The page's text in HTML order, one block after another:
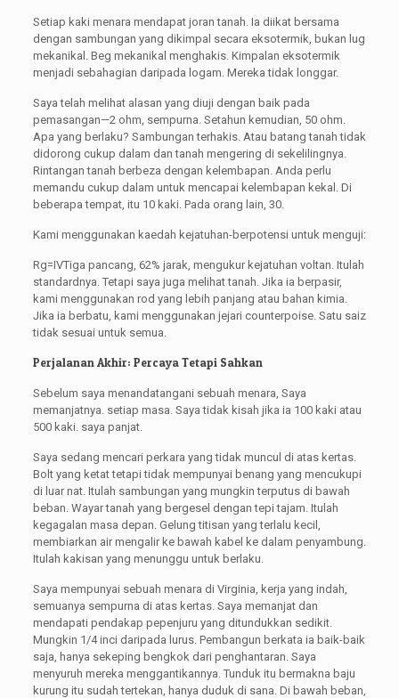
Setiap kaki menara mendapat joran tanah. Ia diikat bersama
dengan sambungan yang dikimpal secara eksotermik, bukan lug
mekanikal. Beg mekanikal menghakis. Kimpalan eksotermik
menjadi sebahagian daripada logam. Mereka tidak longgar.
Saya telah melihat alasan yang diuji dengan baik pada
pemasangan—2 ohm, sempurna. Setahun kemudian, 50 ohm.
Apa yang berlaku? Sambungan terhakis. Atau batang tanah tidak
didorong cukup dalam dan tanah mengering di sekelilingnya.
Rintangan tanah berbeza dengan kelembapan. Anda perlu
memandu cukup dalam untuk mencapai kelembapan kekal. Di
beberapa tempat, itu 10 kaki. Pada orang lain, 30.
Kami menggunakan kaedah kejatuhan-berpotensi untuk menguji:
Rg​=IV​Tiga pancang, 62% jarak, mengukur kejatuhan voltan. Itulah
standardnya. Tetapi saya juga melihat tanah. Jika ia berpasir,
kami menggunakan rod yang lebih panjang atau bahan kimia.
Jika ia berbatu, kami menggunakan jejari counterpoise. Satu saiz
tidak sesuai untuk semua.
Perjalanan Akhir: Percaya Tetapi Sahkan
Sebelum saya menandatangani sebuah menara, Saya
memanjatnya. setiap masa. Saya tidak kisah jika ia 100 kaki atau
500 kaki. saya panjat.
Saya sedang mencari perkara yang tidak muncul di atas kertas.
Bolt yang ketat tetapi tidak mempunyai benang yang mencukupi
di luar nat. Itulah sambungan yang mungkin terputus di bawah
beban. Wayar tanah yang bergesel dengan tepi tajam. Itulah
kegagalan masa depan. Gelung titisan yang terlalu kecil,
membiarkan air mengalir ke bawah kabel ke dalam penyambung.
Itulah kakisan yang menunggu untuk berlaku.
Saya mempunyai sebuah menara di Virginia, kerja yang indah,
semuanya sempurna di atas kertas. Saya memanjat dan
mendapati pendakap pepenjuru yang ditundukkan sedikit.
Mungkin 1/4 inci daripada lurus. Pembangun berkata ia baik-baik
saja, hanya sekeping bengkok dari penghantaran. Saya
menyuruh mereka menggantikannya. Tunduk itu bermakna baju
kurung itu sudah tertekan, hanya duduk di sana. Di bawah beban,